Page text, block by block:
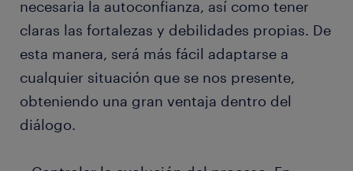
necesaria la autoconfianza, así como tener
claras las fortalezas y debilidades propias. De
esta manera, será más fácil adaptarse a
cualquier situación que se nos presente,
obteniendo una gran ventaja dentro del
diálogo.